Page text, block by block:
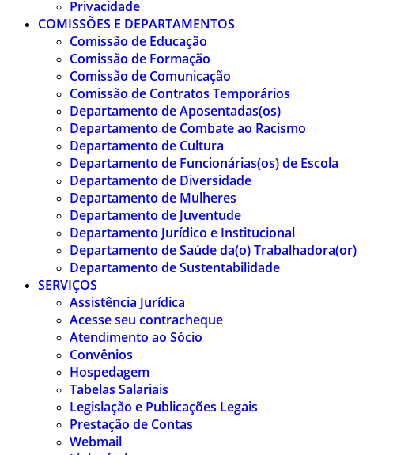
Privacidade
COMISSÕES E DEPARTAMENTOS
Comissão de Educação
Comissão de Formação
Comissão de Comunicação
Comissão de Contratos Temporários
Departamento de Aposentadas(os)
Departamento de Combate ao Racismo
Departamento de Cultura
Departamento de Funcionárias(os) de Escola
Departamento de Diversidade
Departamento de Mulheres
Departamento de Juventude
Departamento Jurídico e Institucional
Departamento de Saúde da(o) Trabalhadora(or)
Departamento de Sustentabilidade
SERVIÇOS
Assistência Jurídica
Acesse seu contracheque
Atendimento ao Sócio
Convênios
Hospedagem
Tabelas Salariais
Legislação e Publicações Legais
Prestação de Contas
Webmail